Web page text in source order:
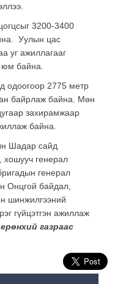
3200-3400
Уулын цас
уг ажиллагааг
юм байна.
одоогоор 2775 метр
байрлаж байна. Мөн
захирамжаар
байна.
Шадар сайд
генерал
генерал
Онцгой байдал,
шинжилгээний
гүйцэтгэн ажиллаж
газраас